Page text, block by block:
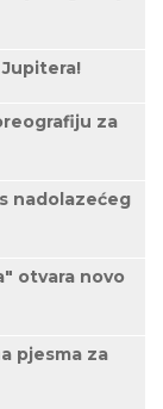
za
nadolazećeg
otvara novo
pjesma za